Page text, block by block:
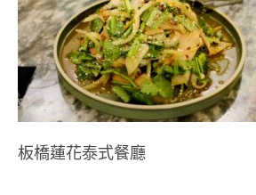
板橋蓮花泰式餐廳